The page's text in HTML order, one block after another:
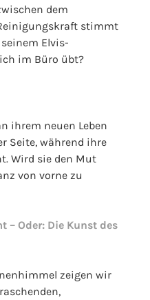
dem
stimmt
Elvis-
im Büro übt?
ihrem neuen Leben
Seite, während ihre
Wird sie den Mut
von vorne zu
– Oder: Die Kunst des
zeigen wir